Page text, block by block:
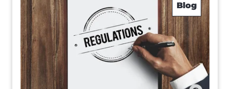
Blog